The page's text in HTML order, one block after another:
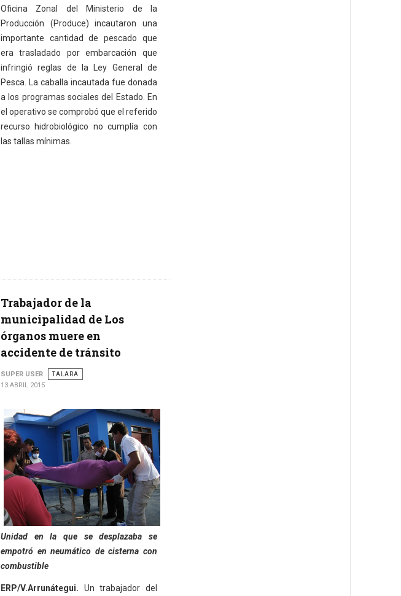
Oficina Zonal del Ministerio de la
Producción (Produce) incautaron una
importante cantidad de pescado que
era trasladado por embarcación que
infringió reglas de la Ley General de
Pesca. La caballa incautada fue donada
a los programas sociales del Estado. En
el operativo se comprobó que el referido
recurso hidrobiológico no cumplía con
las tallas mínimas.
Trabajador de la
municipalidad de Los
órganos muere en
accidente de tránsito
SUPER USER
TALARA
13 ABRIL 2015
Unidad en la que se desplazaba se
empotró en neumático de cisterna con
combustible
ERP/V.Arrunátegui. Un trabajador del